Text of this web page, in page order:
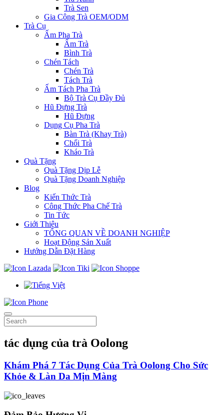
Trà Sen
Gia Công Trà OEM/ODM
Trà Cụ
Ấm Pha Trà
Ấm Trà
Bình Trà
Chén Tách
Chén Trà
Tách Trà
Ấm Tách Pha Trà
Bộ Trà Cụ Đầy Đủ
Hũ Đựng Trà
Hũ Đựng
Dụng Cụ Pha Trà
Bàn Trà (Khay Trà)
Chổi Trà
Kháo Trà
Quà Tặng
Quà Tặng Dịp Lễ
Quà Tặng Doanh Nghiệp
Blog
Kiến Thức Trà
Công Thức Pha Chế Trà
Tin Tức
Giới Thiệu
TỔNG QUAN VỀ DOANH NGHIỆP
Hoạt Động Sản Xuất
Hướng Dẫn Đặt Hàng
tác dụng của trà Oolong
Khám Phá 7 Tác Dụng Của Trà Oolong Cho Sức
Khỏe & Làn Da Mịn Màng